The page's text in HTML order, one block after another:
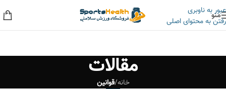
عبور به ناوبری
رفتن به محتوای اصلی
منو
مقالات
خانه/قوانین